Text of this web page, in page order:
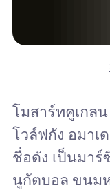
โมสาร์ทคูเกล
โวล์ฟกัง อมาเ
ชื่อดัง เป็นมา
นูกัตบอล ขนม